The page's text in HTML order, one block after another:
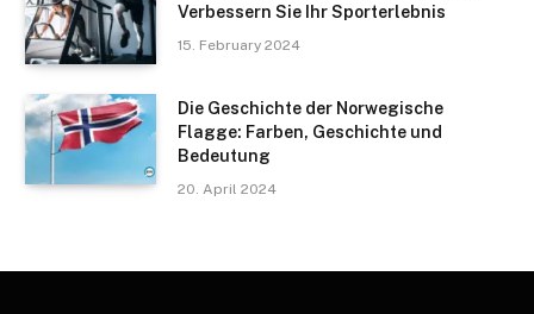
Verbessern Sie Ihr Sporterlebnis
15. February 2024
Die Geschichte der Norwegische
Flagge: Farben, Geschichte und
Bedeutung
20. April 2024